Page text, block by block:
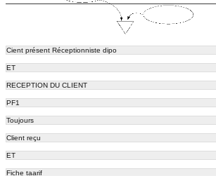
Cient présent Réceptionniste dipo
ET
RECEPTION DU CLIENT
PF1
Toujours
Client reçu
ET
Fiche taarif